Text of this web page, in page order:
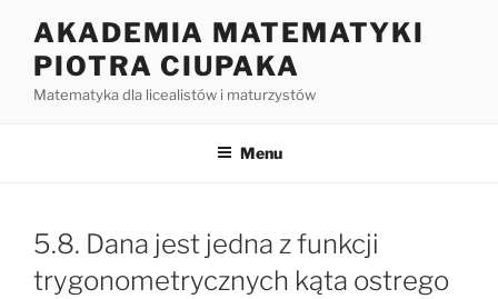
treści
AKADEMIA MATEMATYKI
PIOTRA CIUPAKA
Matematyka dla licealistów i maturzystów
Menu
5.8. Dana jest jedna z funkcji
trygonometrycznych kąta ostrego